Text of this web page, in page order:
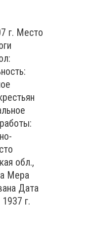
г. Место
обл.,
Мера
Дата
г.